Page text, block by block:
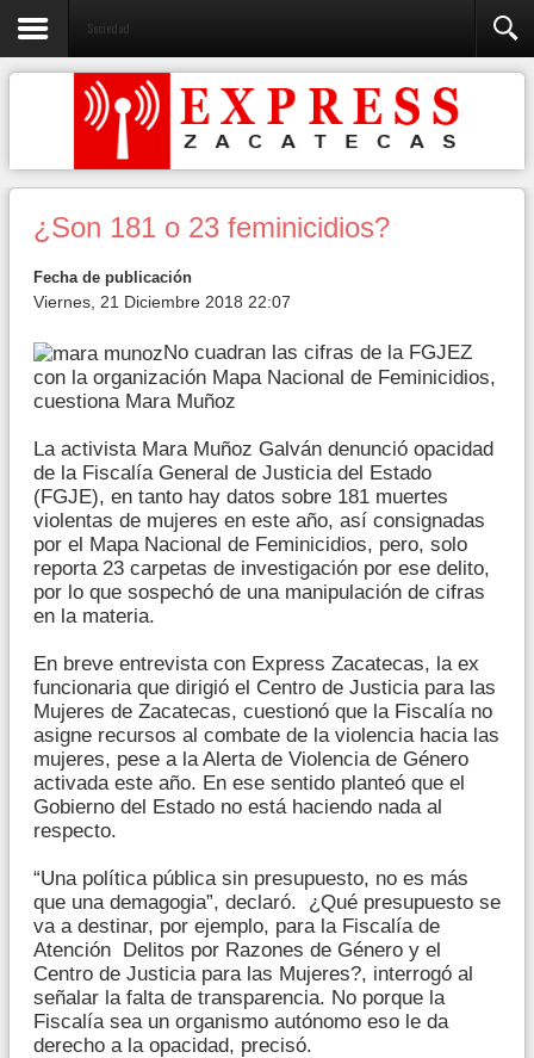
Sociedad
¿Son 181 o 23 feminicidios?
Fecha de publicación
Viernes, 21 Diciembre 2018 22:07
No cuadran las cifras de la FGJEZ
con la organización Mapa Nacional de Feminicidios,
cuestiona Mara Muñoz
La activista Mara Muñoz Galván denunció opacidad
de la Fiscalía General de Justicia del Estado
(FGJE), en tanto hay datos sobre 181 muertes
violentas de mujeres en este año, así consignadas
por el Mapa Nacional de Feminicidios, pero, solo
reporta 23 carpetas de investigación por ese delito,
por lo que sospechó de una manipulación de cifras
en la materia.
En breve entrevista con Express Zacatecas, la ex
funcionaria que dirigió el Centro de Justicia para las
Mujeres de Zacatecas, cuestionó que la Fiscalía no
asigne recursos al combate de la violencia hacia las
mujeres, pese a la Alerta de Violencia de Género
activada este año. En ese sentido planteó que el
Gobierno del Estado no está haciendo nada al
respecto.
“Una política pública sin presupuesto, no es más
que una demagogia”, declaró. ¿Qué presupuesto se
va a destinar, por ejemplo, para la Fiscalía de
Atención Delitos por Razones de Género y el
Centro de Justicia para las Mujeres?, interrogó al
señalar la falta de transparencia. No porque la
Fiscalía sea un organismo autónomo eso le da
derecho a la opacidad, precisó.